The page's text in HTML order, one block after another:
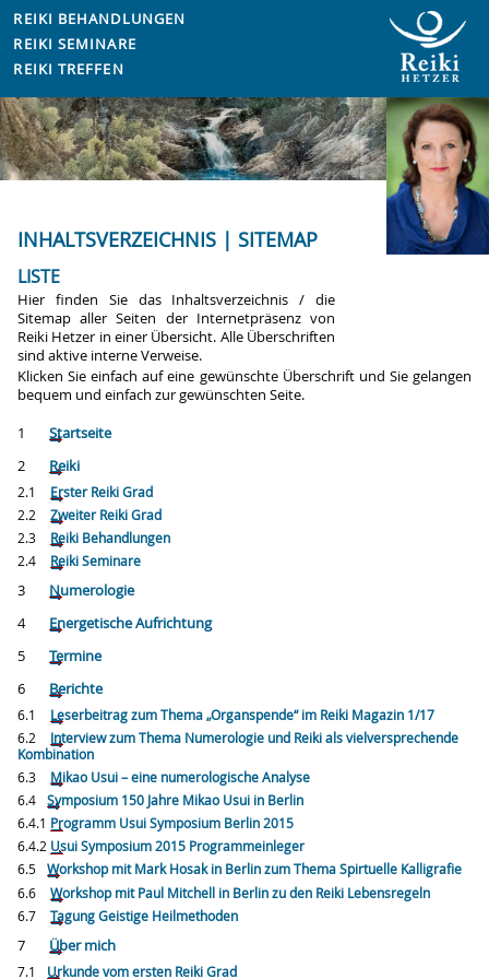
REIKI BEHANDLUNGEN
REIKI SEMINARE
REIKI TREFFEN
INHALTSVERZEICHNIS | SITEMAP
LISTE
Hier finden Sie das Inhaltsverzeichnis / die
Sitemap aller Seiten der Internetpräsenz von
Reiki Hetzer in einer Übersicht. Alle Überschriften
sind aktive interne Verweise.
Klicken Sie einfach auf eine gewünschte Überschrift und Sie gelangen
bequem und einfach zur gewünschten Seite.
1
Startseite
2
Reiki
2.1
Erster Reiki Grad
2.2
Zweiter Reiki Grad
2.3
Reiki Behandlungen
2.4
Reiki Seminare
3
Numerologie
4
Energetische Aufrichtung
5
Termine
6
Berichte
6.1
Leserbeitrag zum Thema „Organspende“ im Reiki Magazin 1/17
6.2
Interview zum Thema Numerologie und Reiki als vielversprechende
Kombination
6.3
Mikao Usui – eine numerologische Analyse
6.4 Symposium 150 Jahre Mikao Usui in Berlin
6.4.1 Programm Usui Symposium Berlin 2015
6.4.2 Usui Symposium 2015 Programmeinleger
6.5 Workshop mit Mark Hosak in Berlin zum Thema Spirtuelle Kalligrafie
6.6
Workshop mit Paul Mitchell in Berlin zu den Reiki Lebensregeln
6.7
Tagung Geistige Heilmethoden
7
Über mich
7.1
Urkunde vom ersten Reiki Grad